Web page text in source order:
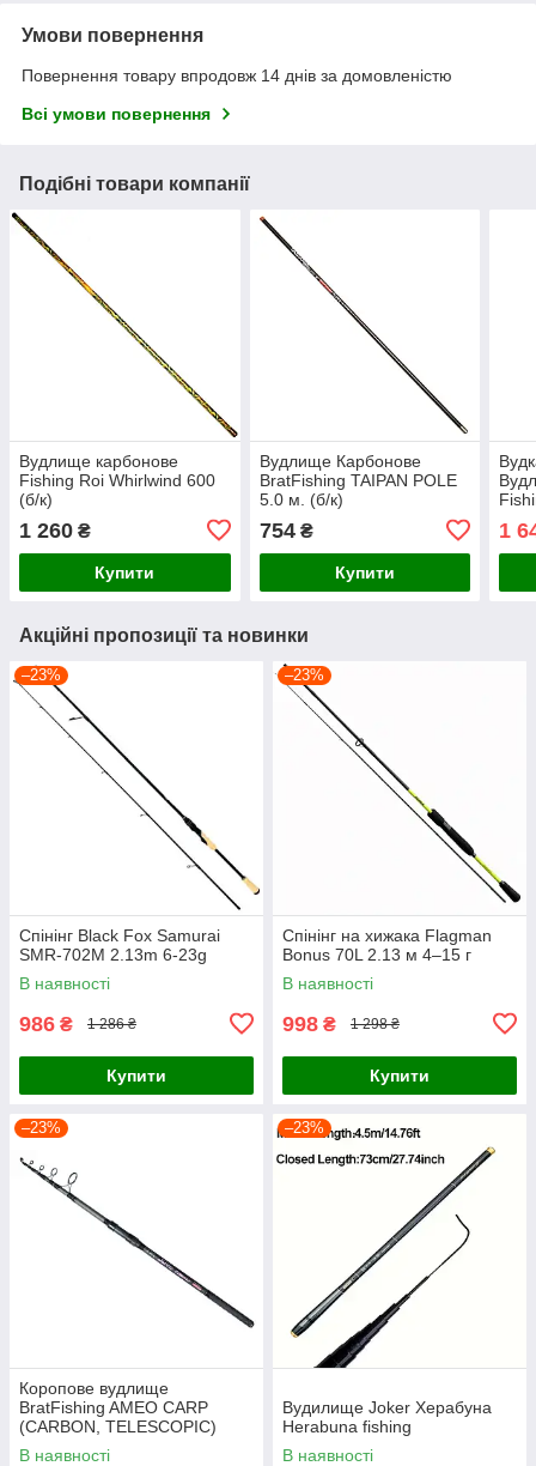
Умови повернення
Повернення товару впродовж 14 днів за домовленістю
Всі умови повернення
Подібні товари компанії
Вудлище карбонове
Fishing Roi Whirlwind 600
(б/к)
1 260 ₴
Купити
Вудлище Карбонове
BratFishing TAIPAN POLE
5.0 м. (б/к)
754₴
Купити
1
Акційні пропозиції та новинки
–23%
Спінінг Black Fox Samurai
SMR-702M 2.13m 6-23g
В наявності
986 ₴ 1 286 ₴
Купити
–23%
Спінінг на хижака Flagman
Bonus 70L 2.13 м 4–15 г
В наявності
998 ₴ 1 298 ₴
Купити
–23%
Коропове вудлище
BratFishing AMEO CARP
(CARBON, TELESCOPIC)
3.00 m / 120-220 g.
В наявності
–23%
Вудилище Joker Херабуна
Herabuna fishing
В наявності